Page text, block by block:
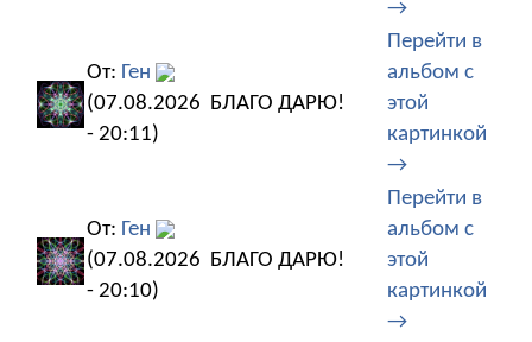
→
От: Ген
(07.08.2026
- 20:11)
БЛАГО ДАРЮ!
Перейти в
альбом с
этой
картинкой
→
От: Ген
(07.08.2026
- 20:10)
БЛАГО ДАРЮ!
Перейти в
альбом с
этой
картинкой
→